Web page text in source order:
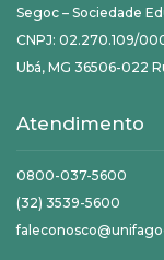
Segoc – Sociedade
CNPJ: 02.270.109/
Ubá, MG 36506-022
Atendimento
0800-037-5600
(32) 3539-5600